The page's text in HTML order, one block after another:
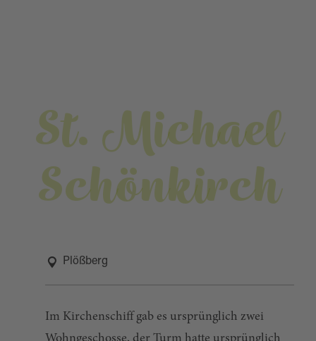
St. Michael
Schönkirch
Plößberg
Im Kirchenschiff gab es ursprünglich zwei